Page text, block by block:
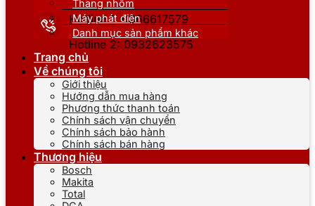
Hotline 1: 0866617579
Hotline 2: 0932623575
Thang nhôm
Máy phát điện
Danh mục sản phẩm khác
Trang chủ
Về chúng tôi
Giới thiệu
Hướng dẫn mua hàng
Phương thức thanh toán
Chính sách vận chuyển
Chính sách bảo hành
Chính sách bán hàng
Thương hiệu
Bosch
Makita
Total